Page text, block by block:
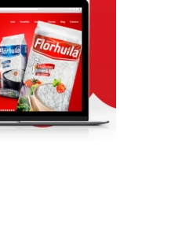
Inglés